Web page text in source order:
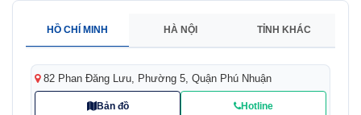
HỒ CHÍ MINH HÀ NỘI TỈNH KHÁC
82 Phan Đăng Lưu, Phường 5, Quận Phú Nhuận
Bản đồ Hotline